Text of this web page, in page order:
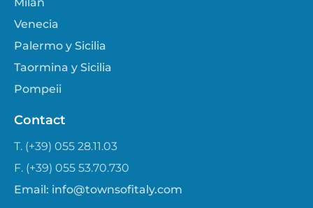
Venecia
Palermo y Sicilia
Taormina y Sicilia
Pompeii
Contact
T. (+39) 055 28.11.03
F. (+39) 055 53.70.730
Email: info@townsofitaly.com